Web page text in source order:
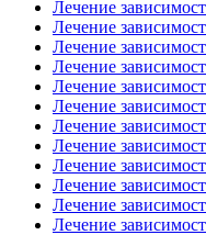
Лечение
Лечение
Лечение
Лечение
Лечение
Лечение
Лечение
Лечение
Лечение
Лечение
Лечение
Лечение